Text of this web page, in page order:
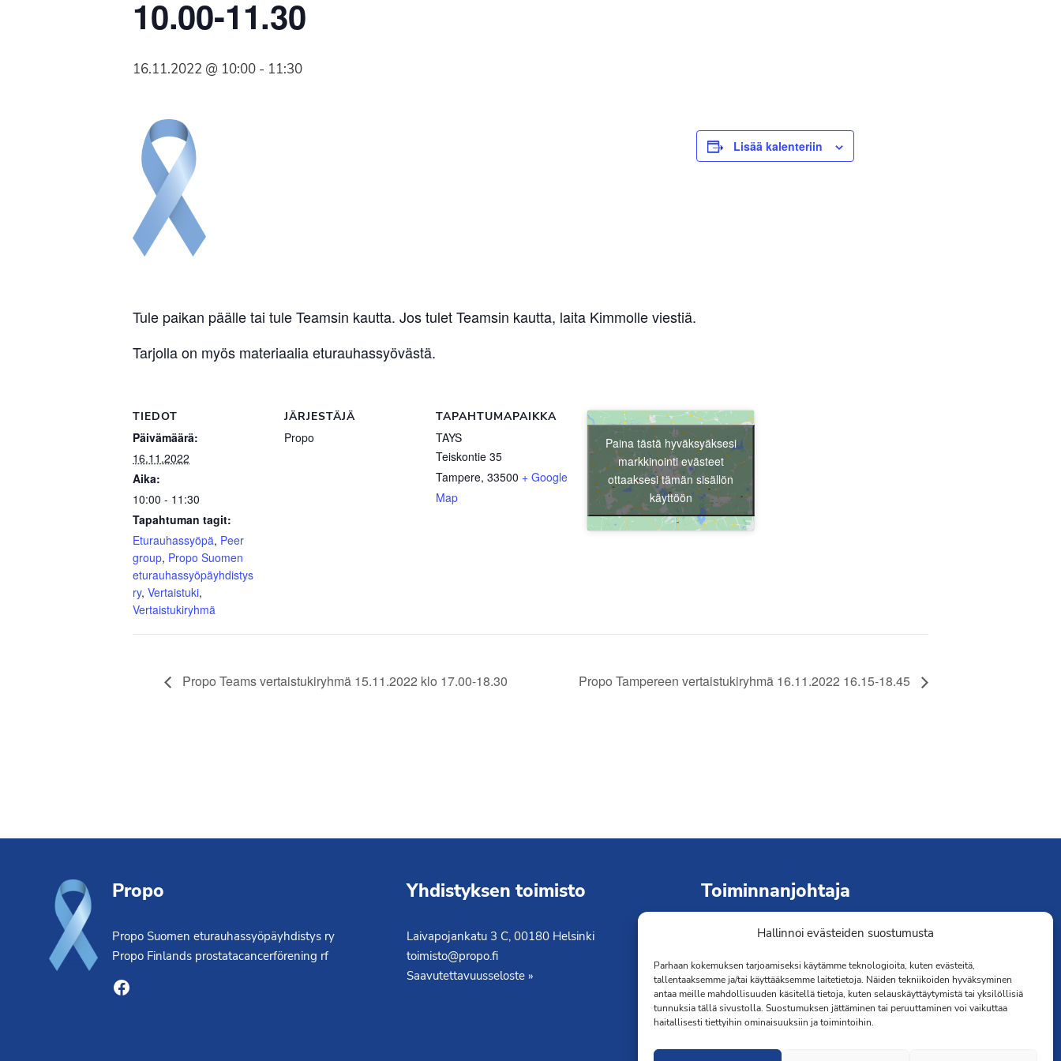
Hallinnoi evästeiden suostumusta
Parhaan kokemuksen tarjoamiseksi käytämme teknologioita, kuten evästeitä,
tallentaaksemme ja/tai käyttääksemme laitetietoja. Näiden tekniikoiden hyväksyminen
antaa meille mahdollisuuden käsitellä tietoja, kuten selauskäyttäytymistä tai yksilöllisiä
tunnuksia tällä sivustolla. Suostumuksen jättäminen tai peruuttaminen voi vaikuttaa
haitallisesti tiettyihin ominaisuuksiin ja toimintoihin.
Syöpäyhdistyksen10.00-11.30
16.11.2022 @ 10:00 - 11:30
Tule paikan päälle tai tule Teamsin kautta. Jos tulet Teamsin kautta, laita Kimmolle viestiä.
Tarjolla on myös materiaalia eturauhassyövästä.
Lisää kalenteriin
TIEDOT
Päivämäärä:
16.11.2022
Aika:
10:00 - 11:30
Tapahtuman tagit:
Eturauhassyöpä, Peer
group, Propo Suomen
eturauhassyöpäyhdistys
ry, Vertaistuki,
Vertaistukiryhmä
JÄRJESTÄJÄ
Propo
TAPAHTUMAPAIKKA
TAYS
Teiskontie 35
Tampere, 33500 + Google
Map
Paina tästä hyväksyäksesi
markkinointi evästeet
ottaaksesi tämän sisällön
käyttöön
Propo Teams vertaistukiryhmä 15.11.2022 klo 17.00-18.30 Propo Tampereen vertaistukiryhmä 16.11.2022 16.15-18.45
Propo
Propo Suomen eturauhassyöpäyhdistys ry
Propo Finlands prostatacancerförening rf
Facebook
Yhdistyksen toimisto
Laivapojankatu 3 C, 00180 Helsinki
toimisto@propo.fi
Saavutettavuusseloste »
Toiminnanjohtaja
Kimmo Järvinen
041 501 4176